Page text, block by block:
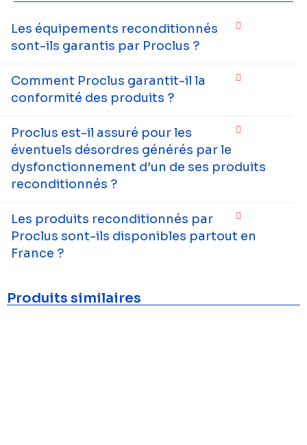
Les équipements reconditionnés
sont-ils garantis par Proclus ?
Comment Proclus garantit-il la
conformité des produits ?
Proclus est-il assuré pour les
éventuels désordres générés par le
dysfonctionnement d’un de ses produits
reconditionnés ?
Les produits reconditionnés par
Proclus sont-ils disponibles partout en
France ?
Produits similaires